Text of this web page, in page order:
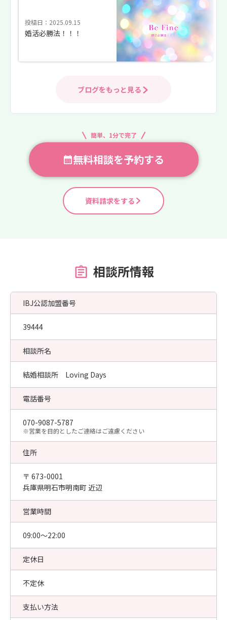
投稿日：2025.09.15
婚活必勝法！！！
ブログをもっと見る
簡単、1分で完了
無料相談を予約する
資料請求をする
相談所情報
IBJ公認加盟番号
39444
相談所名
結婚相談所 Loving Days
電話番号
070-9087-5787
​※営業を目的としたご連絡はご遠慮ください
住所
〒 673-0001
兵庫県明石市明南町 近辺
営業時間
09:00〜22:00
定休日
不定休
支払い方法